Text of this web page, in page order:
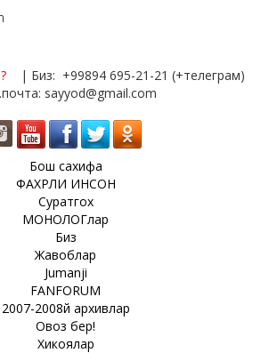
?
| Биз: +99894 695-21-21 (+телеграм)
sayyod@gmail.com
Бош сахифа
ФАХРЛИ ИНСОН
Суратгох
МОНОЛОГлар
Биз
Жавоблар
Jumanji
FANFORUM
2007-2008й архивлар
Овоз бер!
Хикоялар